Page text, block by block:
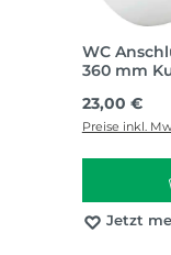
WC
360 mm
Regulärer
23,00 €
Preise inkl.
Jetzt